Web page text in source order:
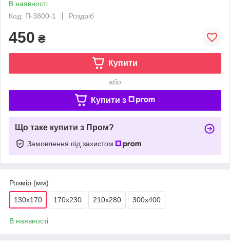
В наявності
Код: П-3800-1
Роздріб
450 ₴
Купити
або
Купити з
Що таке купити з Пром?
Замовлення під захистом
Розмір (мм)
130х170 170х230 210х280 300х400
В наявності